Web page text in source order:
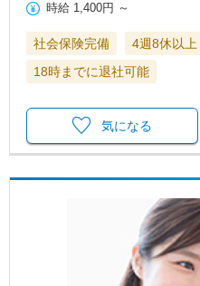
時給 1,400円 ～
社会保険完備 4週8休以上
18時までに退社可能
気になる